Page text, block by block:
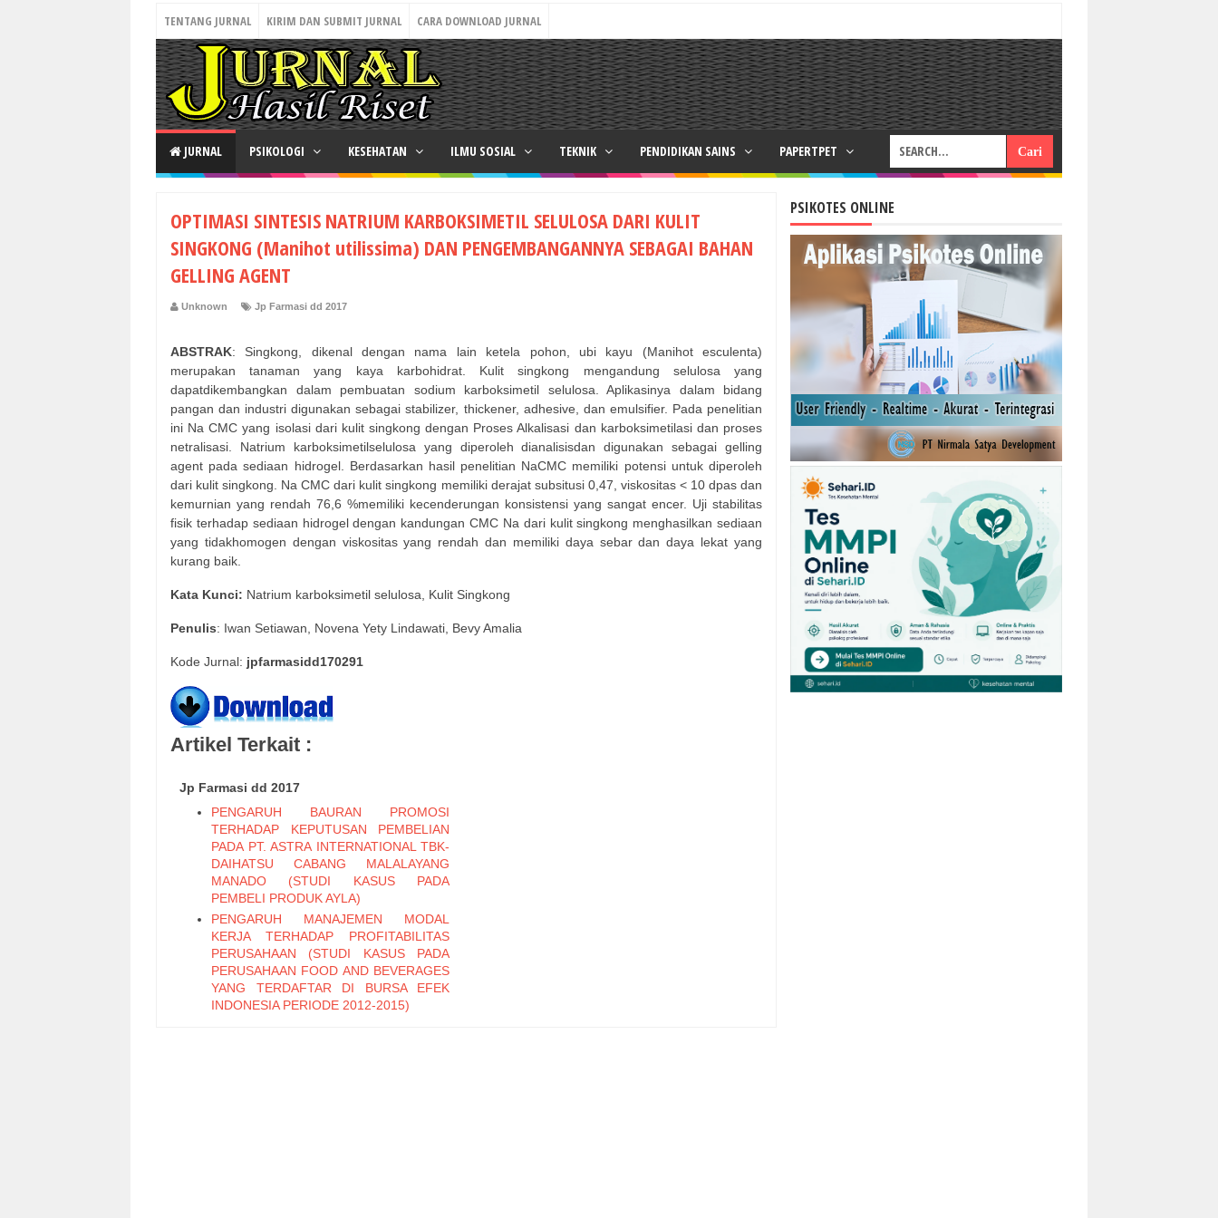
TENTANG JURNAL KIRIM DAN SUBMIT JURNAL CARA DOWNLOAD JURNAL
JURNAL PSIKOLOGI KESEHATAN ILMU SOSIAL TEKNIK PENDIDIKAN SAINS PAPERTPET
OPTIMASI SINTESIS NATRIUM KARBOKSIMETIL SELULOSA DARI KULIT
SINGKONG (Manihot utilissima) DAN PENGEMBANGANNYA SEBAGAI BAHAN
GELLING AGENT
Unknown Jp Farmasi dd 2017
ABSTRAK: Singkong, dikenal dengan nama lain ketela pohon, ubi kayu (Manihot esculenta)
merupakan tanaman yang kaya karbohidrat. Kulit singkong mengandung selulosa yang
dapatdikembangkan dalam pembuatan sodium karboksimetil selulosa. Aplikasinya dalam bidang
pangan dan industri digunakan sebagai stabilizer, thickener, adhesive, dan emulsifier. Pada penelitian
ini Na CMC yang isolasi dari kulit singkong dengan Proses Alkalisasi dan karboksimetilasi dan proses
netralisasi. Natrium karboksimetilselulosa yang diperoleh dianalisisdan digunakan sebagai gelling
agent pada sediaan hidrogel. Berdasarkan hasil penelitian NaCMC memiliki potensi untuk diperoleh
dari kulit singkong. Na CMC dari kulit singkong memiliki derajat subsitusi 0,47, viskositas < 10 dpas dan
kemurnian yang rendah 76,6 %memiliki kecenderungan konsistensi yang sangat encer. Uji stabilitas
fisik terhadap sediaan hidrogel dengan kandungan CMC Na dari kulit singkong menghasilkan sediaan
yang tidakhomogen dengan viskositas yang rendah dan memiliki daya sebar dan daya lekat yang
kurang baik.
Kata Kunci: Natrium karboksimetil selulosa, Kulit Singkong
Penulis: Iwan Setiawan, Novena Yety Lindawati, Bevy Amalia
Kode Jurnal: jpfarmasidd170291
Artikel Terkait :
Jp Farmasi dd 2017
PENGARUH BAURAN PROMOSI
TERHADAP KEPUTUSAN PEMBELIAN
PADA PT. ASTRA INTERNATIONAL TBK-
DAIHATSU CABANG MALALAYANG
MANADO (STUDI KASUS PADA
PEMBELI PRODUK AYLA)
PENGARUH MANAJEMEN MODAL
KERJA TERHADAP PROFITABILITAS
PERUSAHAAN (STUDI KASUS PADA
PERUSAHAAN FOOD AND BEVERAGES
YANG TERDAFTAR DI BURSA EFEK
INDONESIA PERIODE 2012-2015)
PSIKOTES ONLINE